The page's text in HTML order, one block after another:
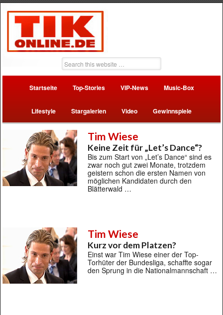
Startseite Top-Stories VIP-News Music-Box
Lifestyle Stargalerien Video Gewinnspiele
Tim Wiese
Keine Zeit für „Let’s Dance“?
Bis zum Start von „Let’s Dance“ sind es
zwar noch gut zwei Monate, trotzdem
geistern schon die ersten Namen von
möglichen Kandidaten durch den
Blätterwald …
Tim Wiese
Kurz vor dem Platzen?
Einst war Tim Wiese einer der Top-
Torhüter der Bundesliga, schaffte sogar
den Sprung in die Nationalmannschaft …